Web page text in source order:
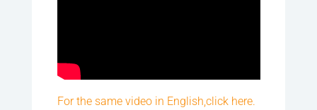
For the same video in English,click here.